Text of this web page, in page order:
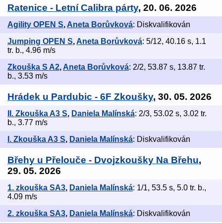
Ratenice - Letní Calibra párty, 20. 06. 2026
Agility OPEN S,Aneta Borůvková: Diskvalifikován
Jumping OPEN S,Aneta Borůvková: 5/12, 40.16 s, 1.1
tr. b., 4.96 m/s
Zkouška S A2,Aneta Borůvková: 2/2, 53.87 s, 13.87 tr.
b., 3.53 m/s
Hrádek u Pardubic - 6F Zkoušky, 30. 05. 2026
II. Zkouška A3 S, Daniela Malínská: 2/3, 53.02 s, 3.02 tr.
b., 3.77 m/s
I. Zkouška A3 S, Daniela Malínská: Diskvalifikován
Břehy u Přelouče - Dvojzkoušky Na Břehu,
29. 05. 2026
1. zkouška SA3, Daniela Malínská: 1/1, 53.5 s, 5.0 tr. b.,
4.09 m/s
2. zkouška SA3, Daniela Malínská: Diskvalifikován